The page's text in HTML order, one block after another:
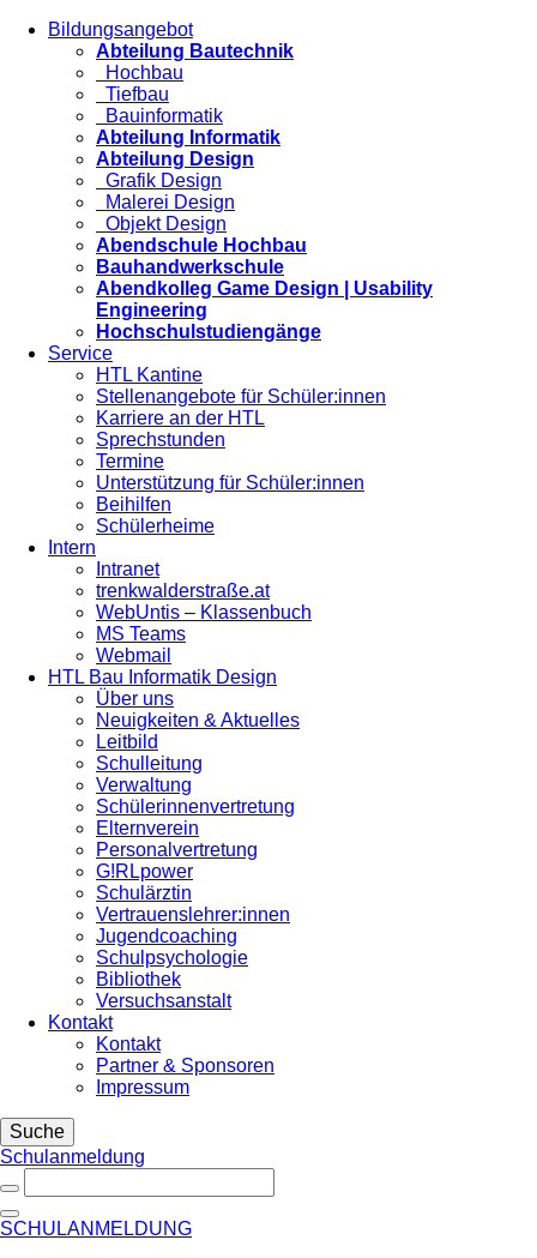
Bildungsangebot
Abteilung Bautechnik
Hochbau
Tiefbau
Bauinformatik
Abteilung Informatik
Abteilung Design
Grafik Design
Malerei Design
Objekt Design
Abendschule Hochbau
Bauhandwerkschule
Abendkolleg Game Design | Usability
Engineering
Hochschulstudiengänge
Service
HTL Kantine
Stellenangebote für Schüler:innen
Karriere an der HTL
Sprechstunden
Termine
Unterstützung für Schüler:innen
Beihilfen
Schülerheime
Intern
Intranet
trenkwalderstraße.at
WebUntis – Klassenbuch
MS Teams
Webmail
HTL Bau Informatik Design
Über uns
Neuigkeiten & Aktuelles
Leitbild
Schulleitung
Verwaltung
Schülerinnenvertretung
Elternverein
Personalvertretung
G!RLpower
Schulärztin
Vertrauenslehrer:innen
Jugendcoaching
Schulpsychologie
Bibliothek
Versuchsanstalt
Kontakt
Kontakt
Partner & Sponsoren
Impressum
Suche
Schulanmeldung
SCHULANMELDUNG